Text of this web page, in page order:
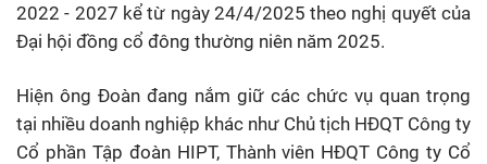
2022 - 2027 kể từ ngày 24/4/2025 theo nghị quyết của
Đại hội đồng cổ đông thường niên năm 2025.
Hiện ông Đoàn đang nắm giữ các chức vụ quan trọng
tại nhiều doanh nghiệp khác như Chủ tịch HĐQT Công ty
Cổ phần Tập đoàn HIPT, Thành viên HĐQT Công ty Cổ